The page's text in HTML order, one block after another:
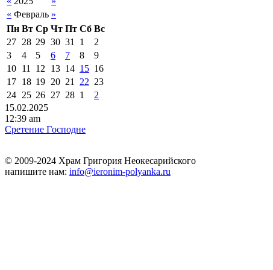
« Февраль »
Пн Вт Ср Чт Пт Сб Вс
27 28 29 30 31 1
2
3
4 5 6 7 8
9
10 11 12 13 14 15 16
17 18 19 20 21 22 23
24 25 26 27 28 1
2
15.02.2025
12:39 am
Сpeтeниe Гoсподне
© 2009-2024 Храм Григория Неокесарийского
напишите нам: info@ieronim-polyanka.ru